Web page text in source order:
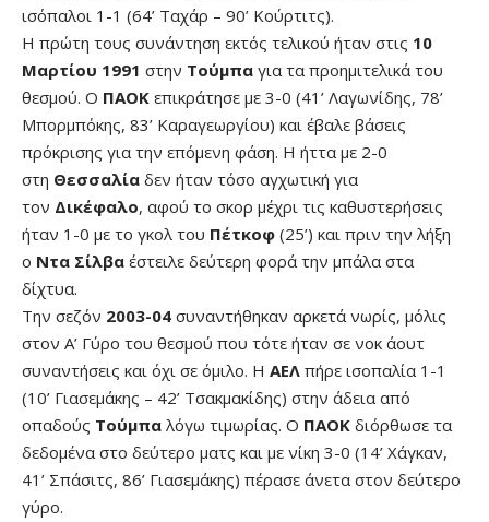
ισόπαλοι 1-1 (64’ Ταχάρ – 90’ Κούρτιτς).
Η πρώτη τους συνάντηση εκτός τελικού ήταν στις 10
Μαρτίου 1991 στην Τούμπα για τα προημιτελικά του
θεσμού. Ο ΠΑΟΚ επικράτησε με 3-0 (41’ Λαγωνίδης, 78’
Μπορμπόκης, 83’ Καραγεωργίου) και έβαλε βάσεις
πρόκρισης για την επόμενη φάση. Η ήττα με 2-0
στη Θεσσαλία δεν ήταν τόσο αγχωτική για
τον Δικέφαλο, αφού το σκορ μέχρι τις καθυστερήσεις
ήταν 1-0 με το γκολ του Πέτκοφ (25’) και πριν την λήξη
ο Ντα Σίλβα έστειλε δεύτερη φορά την μπάλα στα
δίχτυα.
Την σεζόν 2003-04 συναντήθηκαν αρκετά νωρίς, μόλις
στον Α’ Γύρο του θεσμού που τότε ήταν σε νοκ άουτ
συναντήσεις και όχι σε όμιλο. Η ΑΕΛ πήρε ισοπαλία 1-1
(10’ Γιασεμάκης – 42’ Τσακμακίδης) στην άδεια από
οπαδούς Τούμπα λόγω τιμωρίας. Ο ΠΑΟΚ διόρθωσε τα
δεδομένα στο δεύτερο ματς και με νίκη 3-0 (14’ Χάγκαν,
41’ Σπάσιτς, 86’ Γιασεμάκης) πέρασε άνετα στον δεύτερο
γύρο.